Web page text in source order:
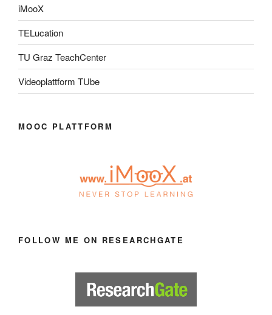
iMooX
TELucation
TU Graz TeachCenter
Videoplattform TUbe
MOOC PLATTFORM
FOLLOW ME ON RESEARCHGATE